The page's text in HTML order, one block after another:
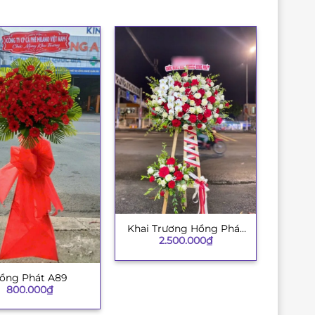
Phát A89
800.000₫
+
Khai Trương Hồng Phát
002
2.500.000₫